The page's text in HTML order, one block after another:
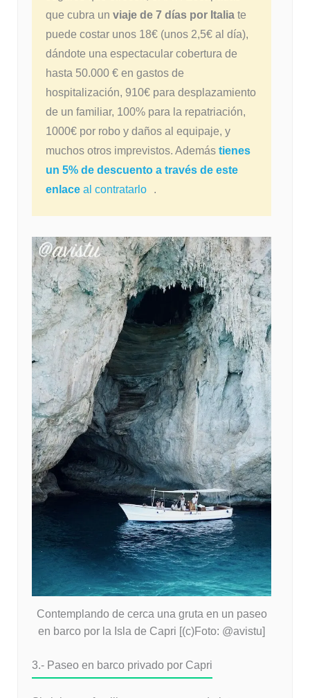
que cubra un viaje de 7 días por Italia te
puede costar unos 18€ (unos 2,5€ al día),
dándote una espectacular cobertura de
hasta 50.000 € en gastos de
hospitalización, 910€ para desplazamiento
de un familiar, 100% para la repatriación,
1000€ por robo y daños al equipaje, y
muchos otros imprevistos. Además tienes
un 5% de descuento a través de este
enlaceal contratarlo .
Contemplando de cerca una gruta en un paseo
en barco por la Isla de Capri [(c)Foto: @avistu]
3.- Paseo en barco privado por Capri